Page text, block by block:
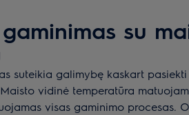
su
suteikia galimybę kaskart pasiekti
vidinė temperatūra
visas gaminimo procesas.